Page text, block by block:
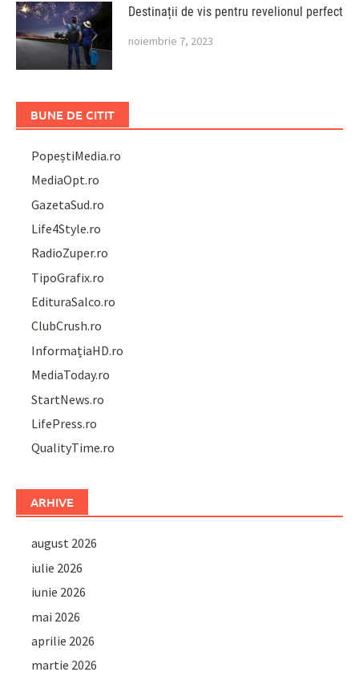
Destinații de vis pentru revelionul perfect
noiembrie 7, 2023
BUNE DE CITIT
PopeștiMedia.ro
MediaOpt.ro
GazetaSud.ro
Life4Style.ro
RadioZuper.ro
TipoGrafix.ro
EdituraSalco.ro
ClubCrush.ro
InformațiaHD.ro
MediaToday.ro
StartNews.ro
LifePress.ro
QualityTime.ro
ARHIVE
august 2026
iulie 2026
iunie 2026
mai 2026
aprilie 2026
martie 2026